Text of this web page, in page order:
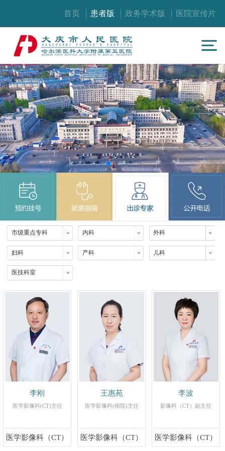
首页 患者版 政务学术版 医院宣传片
市级重点专科 内科 外科
妇科 产科 儿科
医技科室
李刚
医学影像科(CT)主任
医学影像科（CT）
王惠苑
医学影像科(南院)主任
医学影像科（CT）
李波
影像科（CT）副主任
医学影像科（CT）